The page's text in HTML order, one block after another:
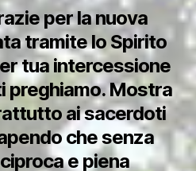
per la nuova
tramite lo Spirito
tua intercessione
preghiamo. Mostra
ai sacerdoti
che senza
e piena